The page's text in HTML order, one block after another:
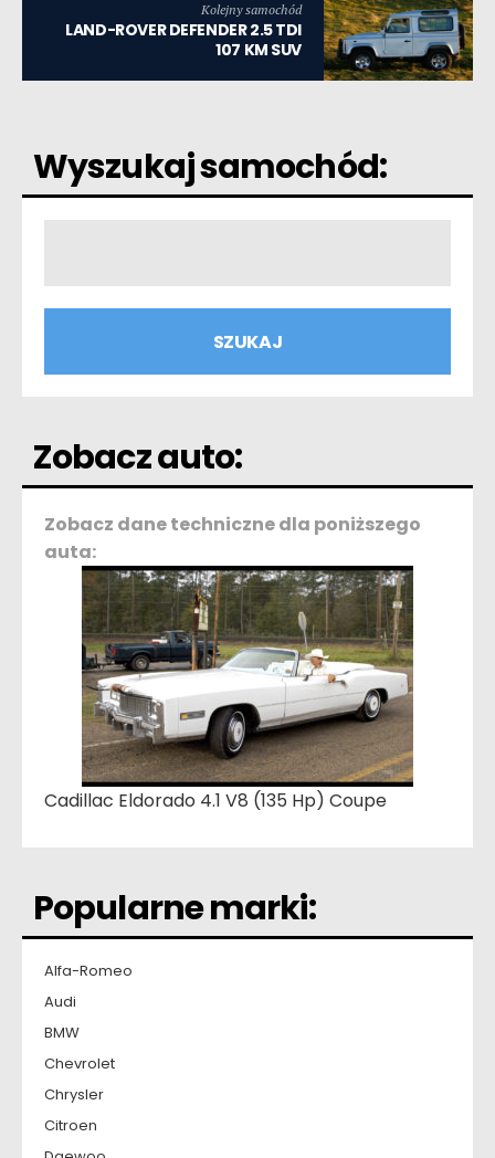
Kolejny samochód
LAND-ROVER DEFENDER 2.5 TDI
107 KM SUV
Wyszukaj samochód:
Zobacz auto:
Zobacz dane techniczne dla poniższego
auta:
Cadillac Eldorado 4.1 V8 (135 Hp) Coupe
Popularne marki:
Alfa-Romeo
Audi
BMW
Chevrolet
Chrysler
Citroen